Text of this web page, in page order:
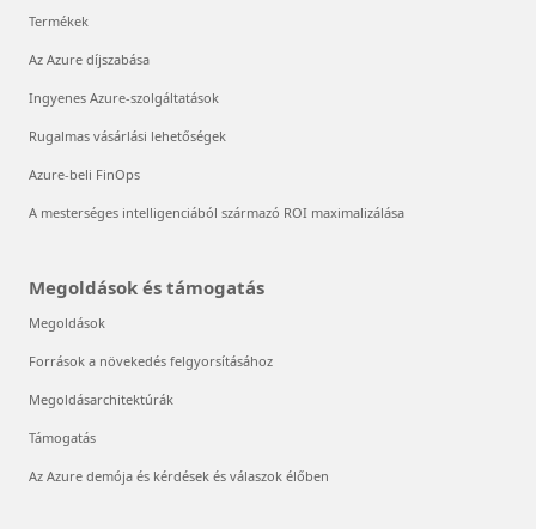
Termékek
Az Azure díjszabása
Ingyenes Azure-szolgáltatások
Rugalmas vásárlási lehetőségek
Azure-beli FinOps
A mesterséges intelligenciából származó ROI maximalizálása
Megoldások és támogatás
Megoldások
Források a növekedés felgyorsításához
Megoldásarchitektúrák
Támogatás
Az Azure demója és kérdések és válaszok élőben